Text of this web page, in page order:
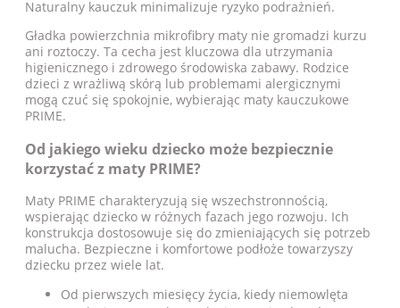
Naturalny kauczuk minimalizuje ryzyko podrażnień.
Gładka powierzchnia mikrofibry maty nie gromadzi kurzu
ani roztoczy. Ta cecha jest kluczowa dla utrzymania
higienicznego i zdrowego środowiska zabawy. Rodzice
dzieci z wrażliwą skórą lub problemami alergicznymi
mogą czuć się spokojnie, wybierając maty kauczukowe
PRIME.
Od jakiego wieku dziecko może bezpiecznie
korzystać z maty PRIME?
Maty PRIME charakteryzują się wszechstronnością,
wspierając dziecko w różnych fazach jego rozwoju. Ich
konstrukcja dostosowuje się do zmieniających się potrzeb
malucha. Bezpieczne i komfortowe podłoże towarzyszy
dziecku przez wiele lat.
Od pierwszych miesięcy życia, kiedy niemowlęta